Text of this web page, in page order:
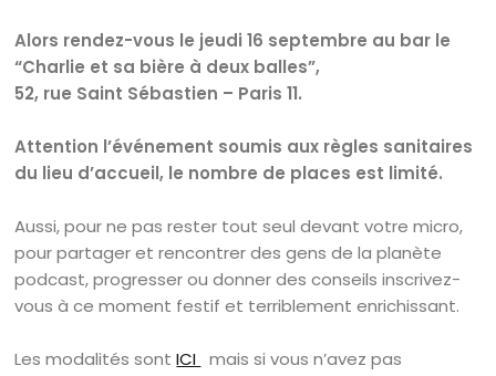
Alors rendez-vous le jeudi 16 septembre au bar le
“Charlie et sa bière à deux balles”,
52, rue Saint Sébastien – Paris 11.
Attention l’événement soumis aux règles sanitaires
du lieu d’accueil, le nombre de places est limité.
Aussi, pour ne pas rester tout seul devant votre micro,
pour partager et rencontrer des gens de la planète
podcast, progresser ou donner des conseils inscrivez-
vous à ce moment festif et terriblement enrichissant.
Les modalités sontICI mais si vous n’avez pas